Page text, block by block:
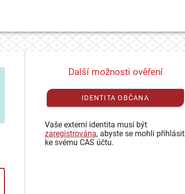
Další možnosti ověření
IDENTITA OBČANA
Vaše externí identita musí být
zaregistrována, abyste se mohli přihlásit
ke svému CAS účtu.